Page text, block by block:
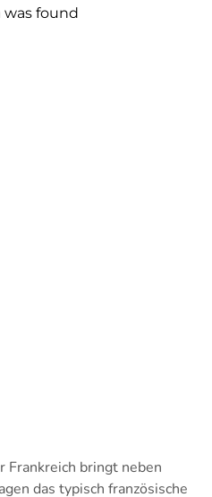
was found
Frankreich bringt neben
das typisch französische